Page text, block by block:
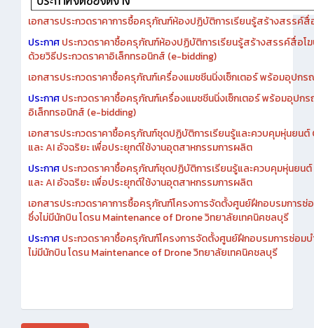
เอกสารประกวดราคาการซื้อครุภัณฑ์ห้องปฏิบัติการเรียนรู้สร้างสรรค์
ประกาศ ประกวดราคาซื้อครุภัณฑ์ห้องปฏิบัติการเรียนรู้สร้างสรรค์สื่อโ
ด้วยวิธีประกวดราคาอิเล็กทรอนิกส์ (e-bidding)
เอกสารประกวดราคาซื้อครุภัณฑ์เครื่องแมชชีนนิ่งเซ็กเตอร์ พร้อมอุปก
ประกาศประกวดราคาซื้อครุภัณฑ์เครื่องแมชชีนนิ่งเซ็กเตอร์ พร้อมอุปก
อิเล็กทรอนิกส์ (e-bidding)
เอกสารประกวดราคาซื้อครุภัณฑ์ชุดปฏิบัติการเรียนรู้และควบคุมหุ่นยน
และ AI อัจฉริยะ เพื่อประยุกต์ใช้งานอุตสาหกรรมการผลิต
ประกาศประกวดราคาซื้อครุภัณฑ์ชุดปฏิบัติการเรียนรู้และควบคุมหุ่นยน
และ AI อัจฉริยะ เพื่อประยุกต์ใช้งานอุตสาหกรรมการผลิต
เอกสารประกวดราคาการซื้อครุภัณฑ์โครงการจัดตั้งศูนย์ฝึกอบรมการซ่
ซึ่งไม่มีนักบิน โดรน Maintenance of Drone วิทยาลัยเทคนิคชลบุรี
ประกาศประกวดราคาซื้อครุภัณฑ์โครงการจัดตั้งศูนย์ฝึกอบรมการซ่อมบ